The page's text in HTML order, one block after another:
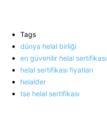
Tags
dünya helal birliği
en güvenilir helal sertifikası
helal sertifikası fiyatları
helalder
tse helal sertifikası